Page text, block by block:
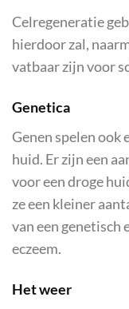
Celregeneratie
hierdoor zal,
vatbaar zijn voor
Genetica
Genen spelen ook
huid. Er zijn een
voor een droge
ze een kleiner
van een genetisch
eczeem.
Het weer